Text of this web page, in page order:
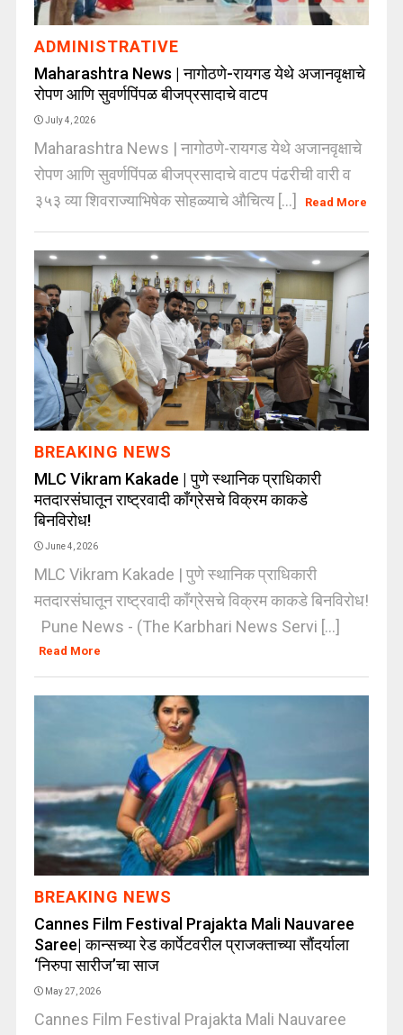
ADMINISTRATIVE
Maharashtra News | नागोठणे-रायगड येथे अजानवृक्षाचे
रोपण आणि सुवर्णपिंपळ बीजप्रसादाचे वाटप
July 4, 2026
Maharashtra News | नागोठणे-रायगड येथे अजानवृक्षाचे
रोपण आणि सुवर्णपिंपळ बीजप्रसादाचे वाटप पंढरीची वारी व
३५३ व्या शिवराज्याभिषेक सोहळ्याचे औचित्य [...]
Read More
BREAKING NEWS
MLC Vikram Kakade | पुणे स्थानिक प्राधिकारी
मतदारसंघातून राष्ट्रवादी काँग्रेसचे विक्रम काकडे
बिनविरोध!
June 4, 2026
MLC Vikram Kakade | पुणे स्थानिक प्राधिकारी
मतदारसंघातून राष्ट्रवादी काँग्रेसचे विक्रम काकडे बिनविरोध!
Pune News - (The Karbhari News Servi [...]
Read More
BREAKING NEWS
Cannes Film Festival Prajakta Mali Nauvaree
Saree| कान्सच्या रेड कार्पेटवरील प्राजक्ताच्या सौंदर्याला
‘निरुपा सारीज’चा साज
May 27, 2026
Cannes Film Festival Prajakta Mali Nauvaree